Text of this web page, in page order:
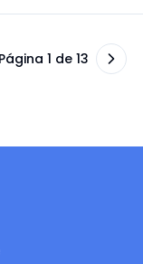
Página 1 de 13